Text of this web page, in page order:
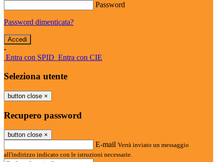
Password
Password dimenticata?
-
Entra con SPID Entra con CIE
Seleziona utente
button close ×
Recupero password
button close ×
E-mail Verrà inviato un messaggio
all'indirizzo indicato con le istruzioni necessarie.